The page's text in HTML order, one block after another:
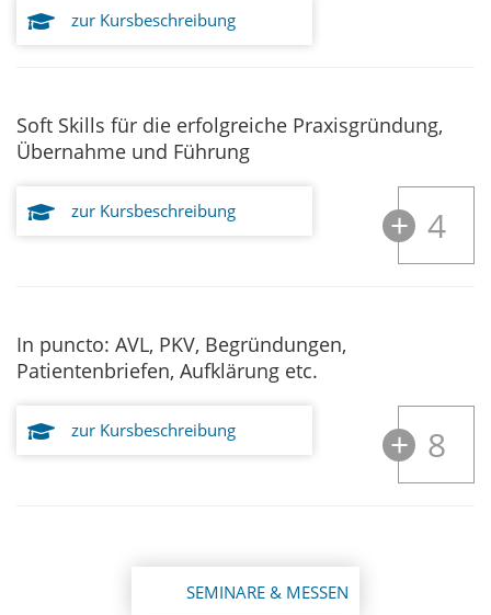
zur Kursbeschreibung
Soft Skills für die erfolgreiche Praxisgründung,
Übernahme und Führung
4
zur Kursbeschreibung
In puncto: AVL, PKV, Begründungen,
Patientenbriefen, Aufklärung etc.
8
zur Kursbeschreibung
SEMINARE & MESSEN